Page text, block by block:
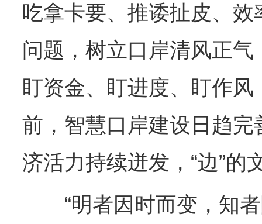
吃拿卡要、推诿扯皮、
问题，树立口岸清风正
盯资金、盯进度、盯作
前，智慧口岸建设日趋
济活力持续迸发，“边”的
“明者因时而变，知者